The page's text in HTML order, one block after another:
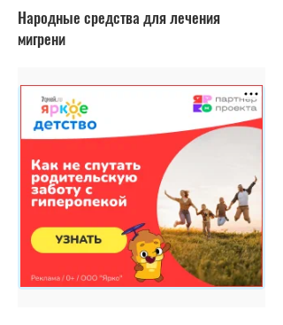
Народные средства для лечения
мигрени